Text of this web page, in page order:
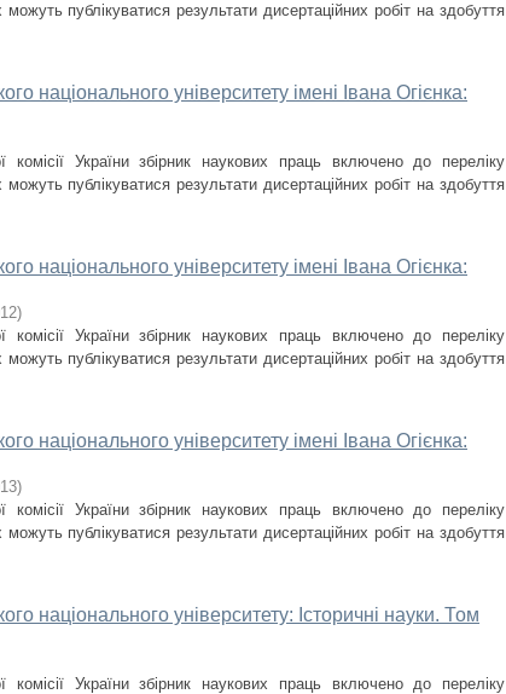
публікуватися результати дисертаційних робіт на здобуття
національного університету імені Івана Огієнка:
комісії України збірник наукових праць включено до переліку
публікуватися результати дисертаційних робіт на здобуття
національного університету імені Івана Огієнка:
)
комісії України збірник наукових праць включено до переліку
публікуватися результати дисертаційних робіт на здобуття
національного університету імені Івана Огієнка:
)
комісії України збірник наукових праць включено до переліку
публікуватися результати дисертаційних робіт на здобуття
національного університету: Історичні науки. Том
комісії України збірник наукових праць включено до переліку